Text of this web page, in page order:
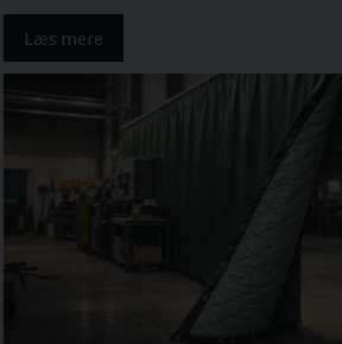
Læs mere